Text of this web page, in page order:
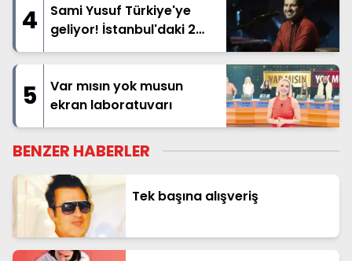
4
Sami Yusuf Türkiye'ye
geliyor! İstanbul'daki 2
dev konser öncesi 10
5
Var mısın yok musun
ekran laboratuvarı
BENZER HABERLER
Tek başına alışveriş